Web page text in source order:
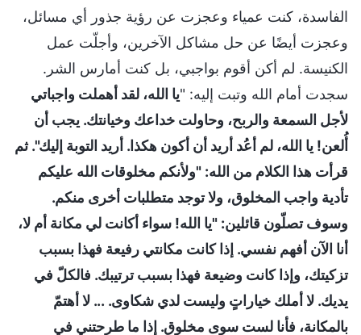
الفاسدة، كنت عمياء وعجزت عن رؤية جذور أي مسائل،
وعجزت أيضًا عن حل مشاكل الآخرين، وأجلّت عمل
الكنيسة. لم أكن أقوم بواجبي، بل كنت أمارس الشر.
سجدت أمام الله وتبت إليه: "يا الله، لقد أهملت واجباتي
لأجل السمعة والربح، وحاولت خداعك وخيانتك. يجب أن
أُلعن! يا الله، لم أعُد أريد أن أكون هكذا. أريد التوبة إليك". ثم
قرأت هذا الكلام من الله: "ولأنكم مخلوقات الله عليكم
تأدية واجب المخلوق، ولا توجد متطلبات أخرى منكم.
وسوف تصلّون قائلين: "يا الله! سواء أكانت لي مكانة أم لا،
أنا الآن أفهم نفسي. إذا كانت مكانتي رفيعة فهذا بسبب
تزكيتك، وإذا كانت وضيعة فهذا بسبب ترتيبك. فالكلّ في
يديك. لا أملك خياراتٍ وليست لدي شكاوى. ... لا أهتمّ
بالمكانة، فأنا لست سوى مخلوق. إذا ما طرحتني في